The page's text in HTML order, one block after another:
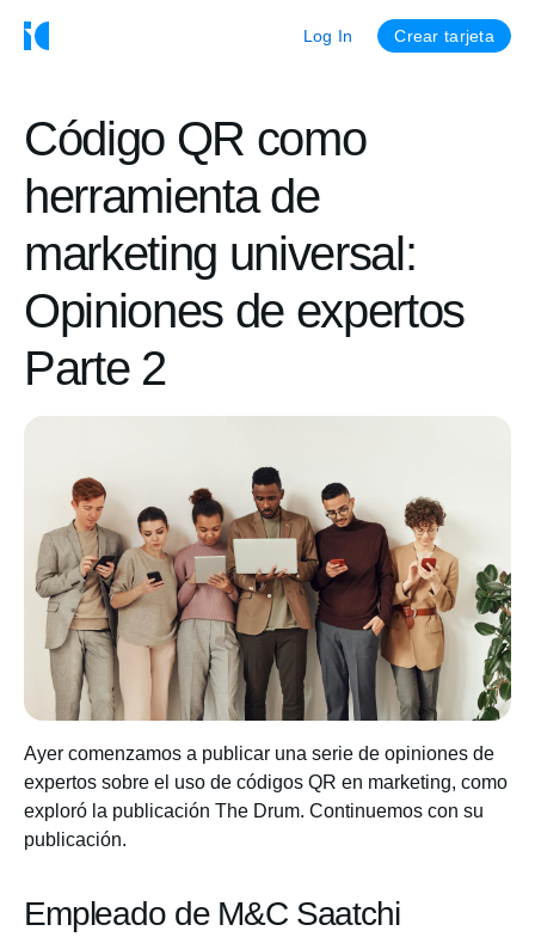
Log In Crear tarjeta
Código QR como
herramienta de
marketing universal:
Opiniones de expertos
Parte 2
Ayer comenzamos a publicar una serie de opiniones de
expertos sobre el uso de códigos QR en marketing, como
exploró la publicación The Drum. Continuemos con su
publicación.
Empleado de M&C Saatchi